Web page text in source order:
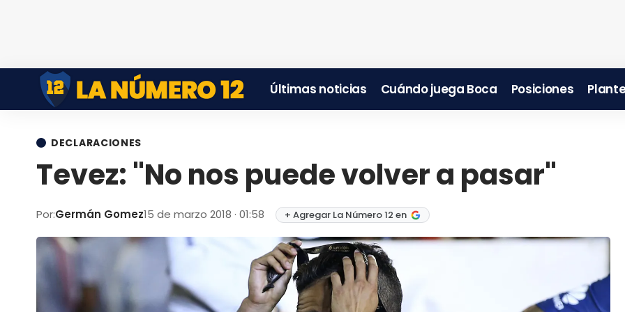
Últimas noticias Cuándo juega Boca Posiciones
DECLARACIONES
Tevez: "No nos puede volver a pasar"
Por:Germán Gomez15 de marzo 2018 · 01:58 + Agregar La Número 12 en